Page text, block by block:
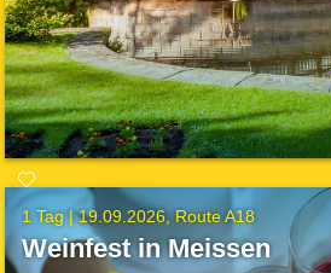
1 Tag |19.09.2026 Route A18
Weinfest in Meissen